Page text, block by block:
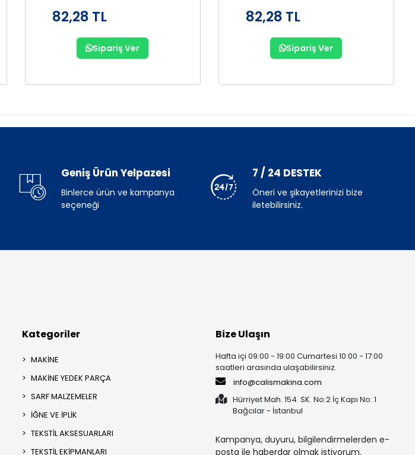
82,28 TL
Sipariş Ver
82,28 TL
Sipariş Ver
Geniş Ürün Yelpazesi
Binlerce ürün ve kampanya
seçeneği
7 / 24 DESTEK
Öneri ve şikayetlerinizi bize
iletebilirsiniz.
Kategoriler
MAKİNE
MAKİNE YEDEK PARÇA
SARF MALZEMELER
İĞNE VE İPLİK
TEKSTİL AKSESUARLARI
TEKSTİL EKİPMANLARI
Bize Ulaşın
Hafta içi 09:00 - 19:00 Cumartesi 10:00 - 17:00
saatleri arasında ulaşabilirsiniz.
info@calismakina.com
Hürriyet Mah. 154. SK. No:2 İç Kapı No: 1
Bağcılar - İstanbul
Kampanya, duyuru, bilgilendirmelerden e-
posta ile haberdar olmak istiyorum.